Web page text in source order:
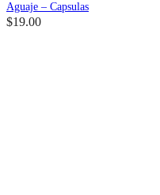
Aguaje – Capsulas
$19.00